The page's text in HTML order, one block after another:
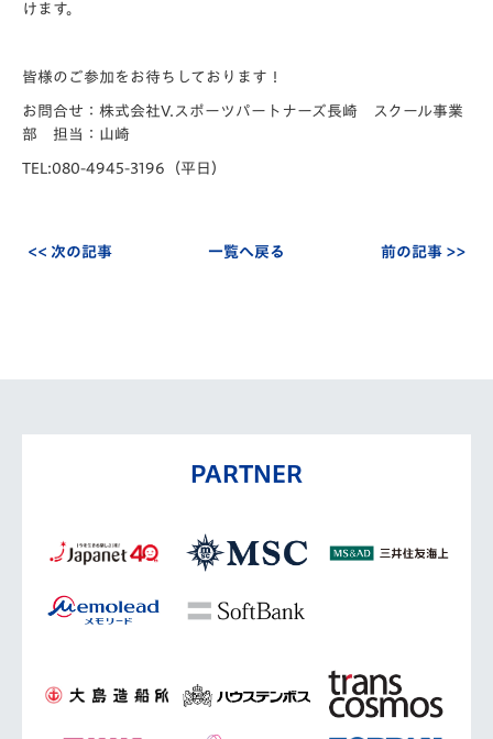
けます。
皆様のご参加をお待ちしております！
お問合せ：株式会社V.スポーツパートナーズ長崎 スクール事業
部 担当：山崎
TEL:080-4945-3196（平日）
<< 次の記事 一覧へ戻る 前の記事 >>
PARTNER